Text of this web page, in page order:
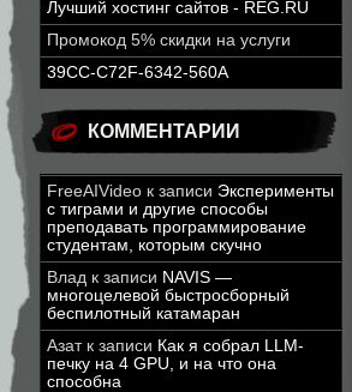
Лучший хостинг сайтов - REG.RU
Промокод 5% скидки на услуги
39CC-C72F-6342-560A
КОММЕНТАРИИ
FreeAIVideo к записи Эксперименты
с тиграми и другие способы
преподавать программирование
студентам, которым скучно
Влад к записи NAVIS —
многоцелевой быстросборный
беспилотный катамаран
Азатк записи Как я собрал LLM-
печку на 4 GPU, и на что она
способна